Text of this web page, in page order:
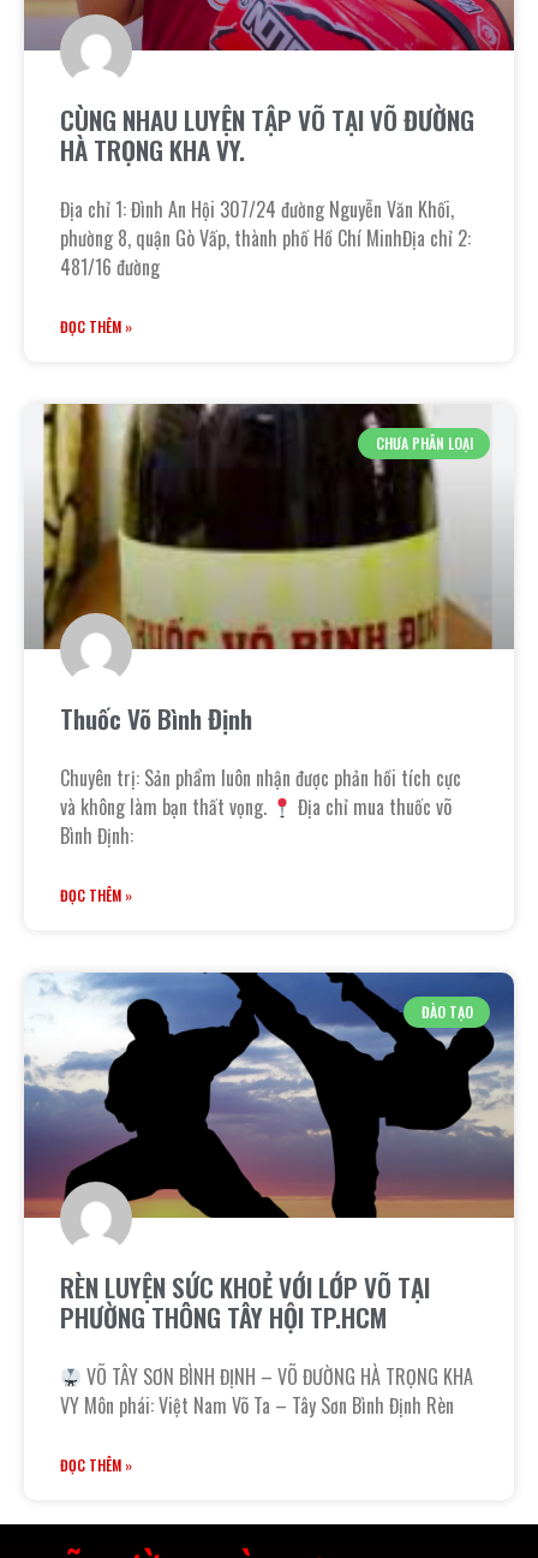
CÙNG NHAU LUYỆN TẬP VÕ TẠI VÕ ĐƯỜNG
HÀ TRỌNG KHA VY.
Địa chỉ 1: Đình An Hội 307/24 đường Nguyễn Văn Khối,
phường 8, quận Gò Vấp, thành phố Hồ Chí MinhĐịa chỉ 2:
481/16 đường
ĐỌC THÊM »
CHƯA PHÂN LOẠI
Thuốc Võ Bình Định
Chuyên trị: Sản phẩm luôn nhận được phản hồi tích cực
và không làm bạn thất vọng.
Địa chỉ mua thuốc võ
Bình Định:
ĐỌC THÊM »
ĐÀO TẠO
RÈN LUYỆN SỨC KHOẺ VỚI LỚP VÕ TẠI
PHƯỜNG THÔNG TÂY HỘI TP.HCM
VÕ TÂY SƠN BÌNH ĐỊNH – VÕ ĐƯỜNG HÀ TRỌNG KHA
VY Môn phái: Việt Nam Võ Ta – Tây Sơn Bình Định Rèn
ĐỌC THÊM »